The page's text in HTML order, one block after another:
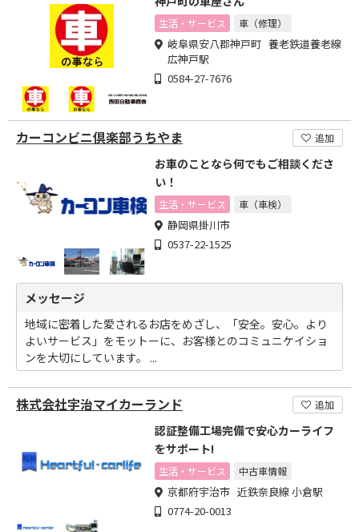
生活・サービス 車（修理）
岐阜県安八郡神戸町 養老鉄道養老線
広神戸駅
0584-27-7676
カーコンビニ倶楽部うちやま 追加
お車のことなら何でもご相談くださ
い！
生活・サービス 車（車検）
静岡県掛川市
0537-22-1525
メッセージ
地域に密着した愛されるお店をめざし、「安全。安心。より
よいサービス」をモットーに、お客様とのコミュニケイショ
ンを大切にしています。 ...
株式会社宇治マイカーランド 追加
認証整備工場完備で安心カーライフ
をサポート!
生活・サービス 中古車情報
京都府宇治市 近鉄奈良線 小倉駅
0774-20-0013